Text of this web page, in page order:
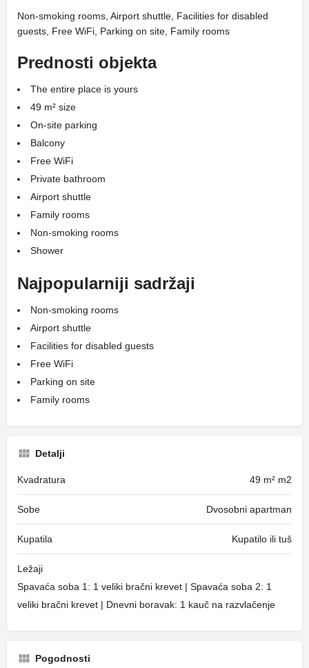
Non-smoking rooms, Airport shuttle, Facilities for disabled
guests, Free WiFi, Parking on site, Family rooms
Prednosti objekta
The entire place is yours
49 m² size
On-site parking
Balcony
Free WiFi
Private bathroom
Airport shuttle
Family rooms
Non-smoking rooms
Shower
Najpopularniji sadržaji
Non-smoking rooms
Airport shuttle
Facilities for disabled guests
Free WiFi
Parking on site
Family rooms
Detalji
Kvadratura 49 m² m2
Sobe Dvosobni apartman
Kupatila Kupatilo ili tuš
Ležaji
Spavaća soba 1: 1 veliki bračni krevet | Spavaća soba 2: 1
veliki bračni krevet | Dnevni boravak: 1 kauč na razvlačenje
Pogodnosti